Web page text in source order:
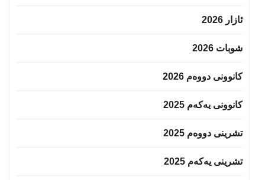
ئازار 2026
شوبات 2026
کانوونی دووەم 2026
کانوونی یەکەم 2025
تشرینی دووەم 2025
تشرینی یەکەم 2025